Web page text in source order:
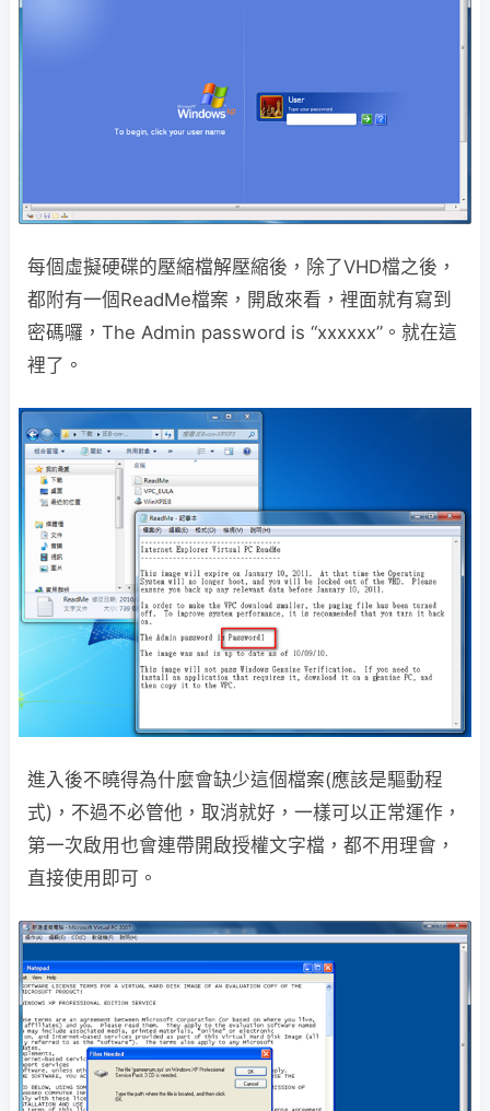
每個虛擬硬碟的壓縮檔解壓縮後，除了VHD檔之後，
都附有一個ReadMe檔案，開啟來看，裡面就有寫到
密碼囉，The Admin password is “xxxxxx”。就在這
裡了。
進入後不曉得為什麼會缺少這個檔案(應該是驅動程
式)，不過不必管他，取消就好，一樣可以正常運作，
第一次啟用也會連帶開啟授權文字檔，都不用理會，
直接使用即可。